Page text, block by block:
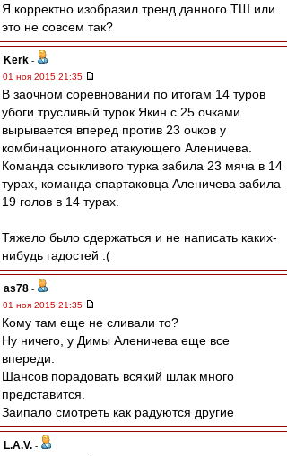
Я корректно изобразил тренд данного ТШ или
это не совсем так?
Kerk -
01 ноя 2015 21:35
В заочном соревновании по итогам 14 туров
убоги трусливый турок Якин с 25 очками
вырывается вперед против 23 очков у
комбинационного атакующего Аленичева.
Команда ссыкливого турка забила 23 мяча в 14
турах, команда спартаковца Аленичева забила
19 голов в 14 турах.
Тяжело было сдержаться и не написать каких-
нибудь гадостей :(
as78 -
01 ноя 2015 21:35
Кому там еще не сливали то?
Ну ничего, у Димы Аленичева еще все
впереди.
Шансов порадовать всякий шлак много
представится.
Заипало смотреть как радуются другие
L.А.V. -